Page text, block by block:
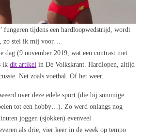
fungeren tijdens een hardloopwedstrijd, wordt
zo stel ik mij voor…
dag (9 november 2019, wat een contrast met
ik dit artikel in De Volkskrant. Hardlopen, altijd
Net zoals voetbal. Of het weer.
over deze edele sport (die bij sommige
tot een hobby…). Zo werd onlangs nog
joggen (sjokken) evenveel
als drie, vier keer in de week op tempo